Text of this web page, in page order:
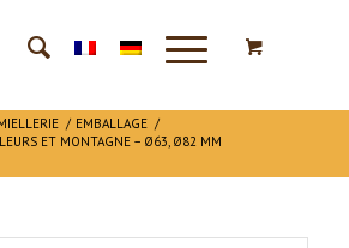
/ EMBALLAGE /
ET MONTAGNE – Ø63, Ø82 MM